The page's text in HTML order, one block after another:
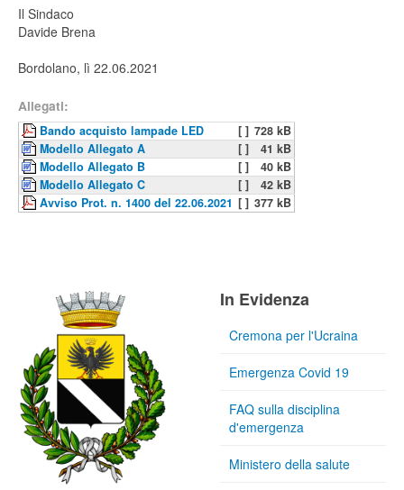
Il Sindaco
Davide Brena
Bordolano, lì 22.06.2021
Allegati:
Bando acquisto lampade LED [ ] 728 kB
Modello Allegato A
[ ]
41 kB
Modello Allegato B
[ ]
40 kB
Modello Allegato C
[ ]
42 kB
Avviso Prot. n. 1400 del 22.06.2021 [ ] 377 kB
In Evidenza
Cremona per l'Ucraina
Emergenza Covid 19
FAQ sulla disciplina
d'emergenza
Ministero della salute